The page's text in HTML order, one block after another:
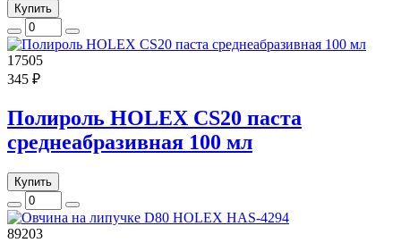
Купить
17505
345 ₽
Полироль HOLEX CS20 паста
среднеабразивная 100 мл
Купить
89203